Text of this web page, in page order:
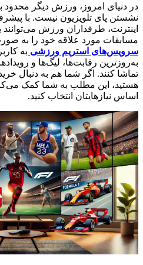
در دنیای امروز، ورزش دیگر محدود
نشستن پای تلویزیون نیست. با
اینترنت، طرفداران ورزش می‌توانند
مسابقات مورد علاقه خود را به صورت
سرویس‌های استریم ورزشی به
به‌روزترین رقابت‌ها، لیگ‌ها و
تماشا کنند. اگر شما هم به دنبال
هستید، این مطلب به شما کمک
اساس نیازهایتان انتخاب کنید.